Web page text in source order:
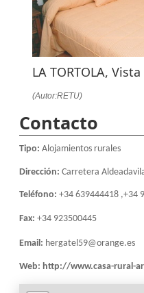
LA TORTOLA,
(Autor:RETU)
Contacto
Tipo:Alojamientos rurales
Dirección:Carretera
Teléfono:+34 639444418 ,+34
Fax:+34 923500445
Email: hergatel59@orange.es
Web: http://www.casa-rural-